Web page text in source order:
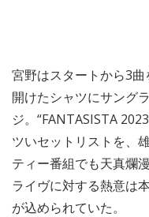
宮野はスタートから3
開けたシャツにサング
ジ。“FANTASISTA
ツいセットリストを、
ティー番組でも天真爛
ライヴに対する熱意は
が込められていた。